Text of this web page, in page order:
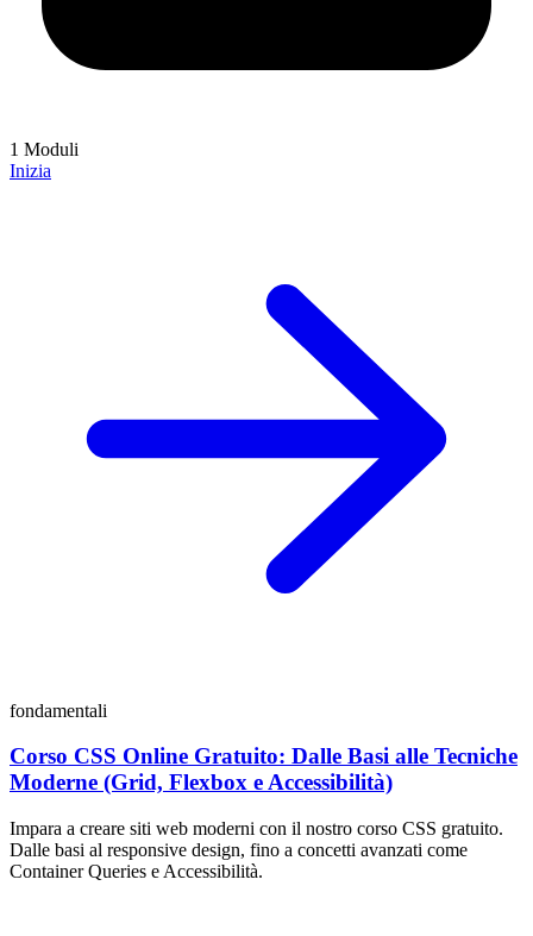
1 Moduli
Inizia
fondamentali
Corso CSS Online Gratuito: Dalle Basi alle Tecniche
Moderne (Grid, Flexbox e Accessibilità)
Impara a creare siti web moderni con il nostro corso CSS gratuito.
Dalle basi al responsive design, fino a concetti avanzati come
Container Queries e Accessibilità.